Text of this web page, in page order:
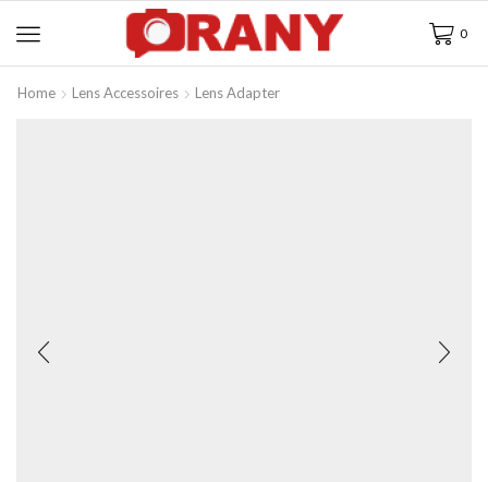
0
Home Lens Accessoires Lens Adapter